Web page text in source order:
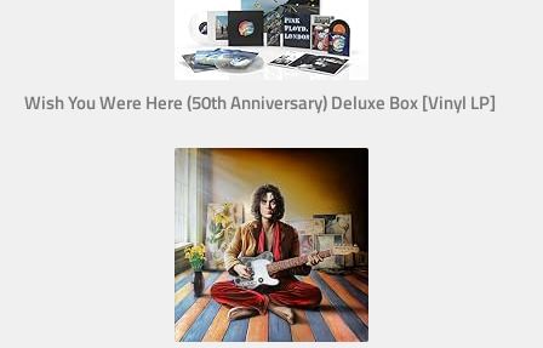
Wish You Were Here (50th Anniversary) Deluxe Box [Vinyl LP]